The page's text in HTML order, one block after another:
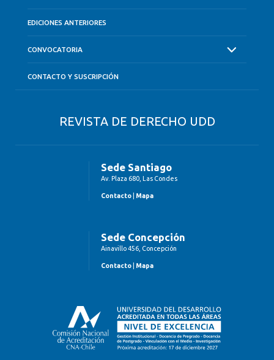
EDICIONES ANTERIORES
CONVOCATORIA
CONTACTO Y SUSCRIPCIÓN
REVISTA DE DERECHO UDD
Sede Santiago
Av. Plaza 680, Las Condes
Contacto Mapa
Sede Concepción
Ainavillo 456, Concepción
Contacto Mapa